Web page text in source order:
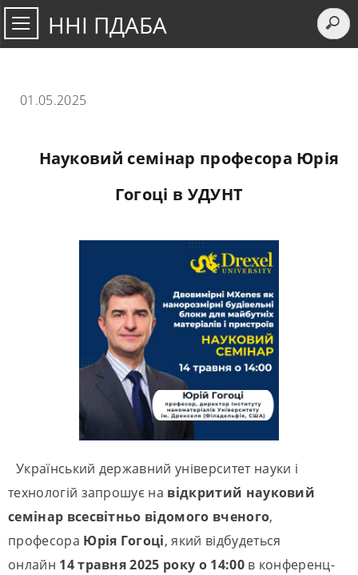
ННІ ПДАБА
01.05.2025
Науковий семінар професора Юрія
Гогоці в УДУНТ
Український державний університет науки і
технологій запрошує на відкритий науковий
семінар всесвітньо відомого вченого,
професора Юрія Гогоці, який відбудеться
онлайн 14 травня 2025 року о 14:00в конференц-